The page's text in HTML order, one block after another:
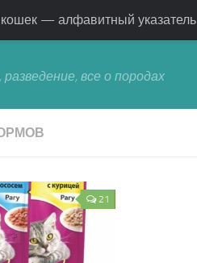
— алфавитный указатель
все о породах
21